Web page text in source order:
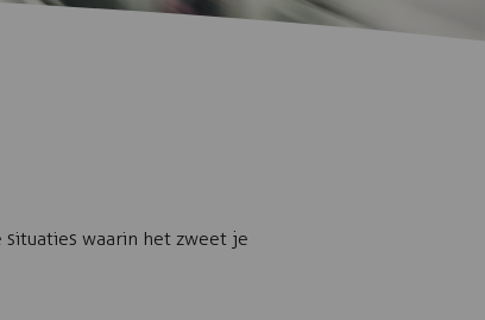
waarin het zweet je